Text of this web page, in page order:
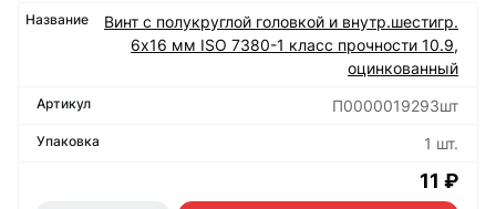
Винт с полукруглой головкой и внутр.шестигр.
6х16 мм ISO 7380-1 класс прочности 10.9,
оцинкованный
П0000019293шт
1 шт.
11 ₽